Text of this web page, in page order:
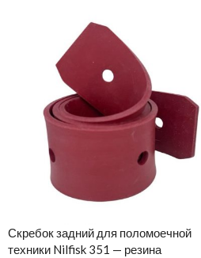
Скребок задний для поломоечной
техники Nilfisk 351 — резина